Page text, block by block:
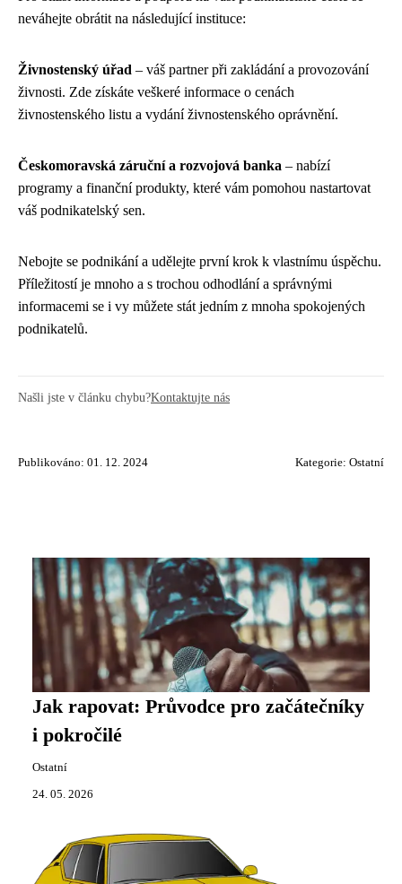
neváhejte obrátit na následující instituce:
Živnostenský úřad – váš partner při zakládání a provozování
živnosti. Zde získáte veškeré informace o cenách
živnostenského listu a vydání živnostenského oprávnění.
Českomoravská záruční a rozvojová banka – nabízí
programy a finanční produkty, které vám pomohou nastartovat
váš podnikatelský sen.
Nebojte se podnikání a udělejte první krok k vlastnímu úspěchu.
Příležitostí je mnoho a s trochou odhodlání a správnými
informacemi se i vy můžete stát jedním z mnoha spokojených
podnikatelů.
Našli jste v článku chybu?Kontaktujte nás
Publikováno: 01. 12. 2024 Kategorie: Ostatní
Jak rapovat: Průvodce pro začátečníky
i pokročilé
Ostatní
24. 05. 2026